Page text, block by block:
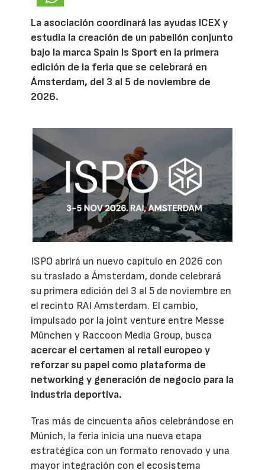
La asociación coordinará las ayudas ICEX y
estudia la creación de un pabellón conjunto
bajo la marca Spain Is Sport en la primera
edición de la feria que se celebrará en
Ámsterdam, del 3 al 5 de noviembre de
2026.
ISPO abrirá un nuevo capítulo en 2026 con
su traslado a Ámsterdam, donde celebrará
su primera edición del 3 al 5 de noviembre en
el recinto RAI Amsterdam. El cambio,
impulsado por la joint venture entre Messe
München y Raccoon Media Group, busca
acercar el certamen al retail europeo y
reforzar su papel como plataforma de
networking y generación de negocio para la
industria deportiva.
Tras más de cincuenta años celebrándose en
Múnich, la feria inicia una nueva etapa
estratégica con un formato renovado y una
mayor integración con el ecosistema